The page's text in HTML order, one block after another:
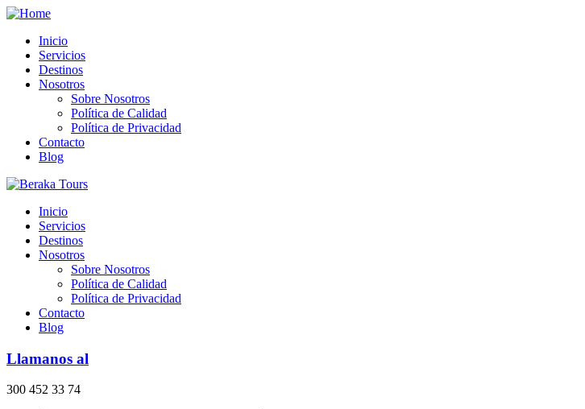
Inicio
Servicios
Destinos
Nosotros
Sobre Nosotros
Política de Calidad
Política de Privacidad
Contacto
Blog
Inicio
Servicios
Destinos
Nosotros
Sobre Nosotros
Política de Calidad
Política de Privacidad
Contacto
Blog
Llamanos al
300 452 33 74